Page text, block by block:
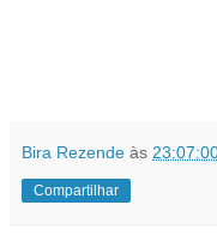
Bira Rezende às
Compartilhar